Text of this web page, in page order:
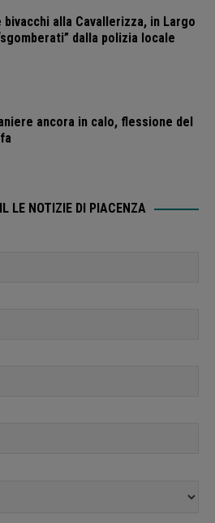
alla Cavallerizza, in Largo
dalla polizia locale
ancora in calo, flessione del
LE NOTIZIE DI PIACENZA